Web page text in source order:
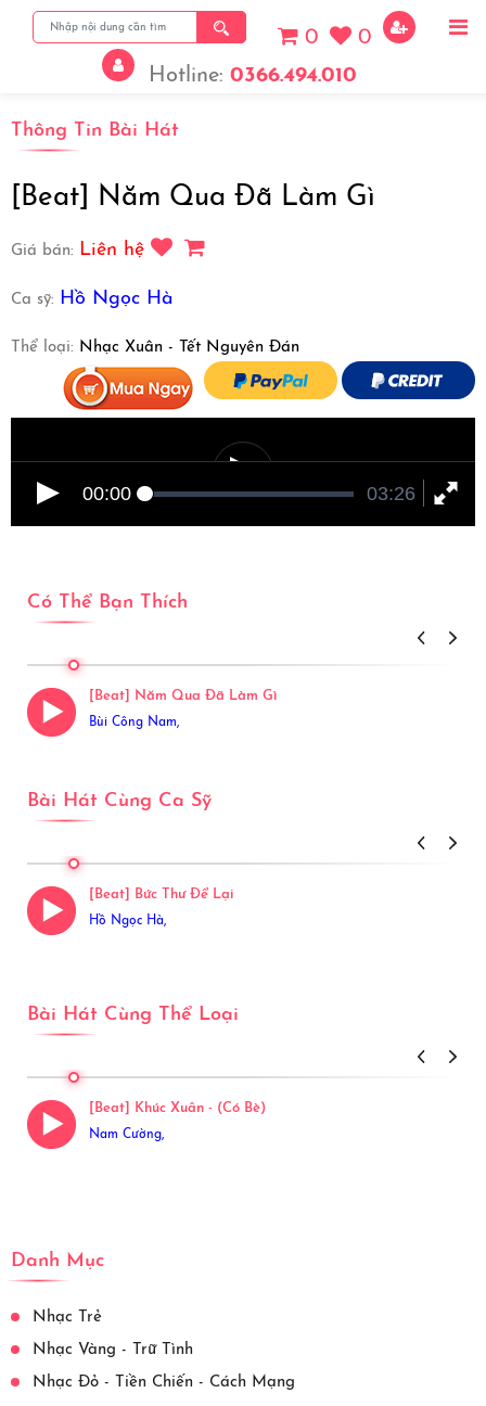
0
0
Hotline: 0366.494.010
Thông Tin Bài Hát
[Beat] Năm Qua Đã Làm Gì
Giá bán: Liên hệ
Ca sỹ: Hồ Ngọc Hà
Thể loại: Nhạc Xuân - Tết Nguyên Đán
00:00 03:26
Có Thể Bạn Thích
[Beat] Năm Qua Đã Làm Gì
Bùi Công Nam,
Bài Hát Cùng Ca Sỹ
[Beat] Bức Thư Để Lại
Hồ Ngọc Hà,
Bài Hát Cùng Thể Loại
[Beat] Khúc Xuân - (Có Bè)
Nam Cường,
Danh Mục
Nhạc Trẻ
Nhạc Vàng - Trữ Tình
Nhạc Đỏ - Tiền Chiến - Cách Mạng